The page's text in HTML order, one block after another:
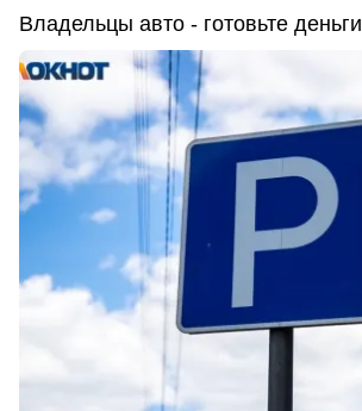
Владельцы авто - готовьте деньги